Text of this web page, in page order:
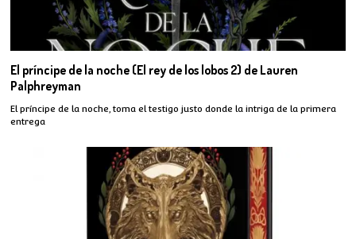
El príncipe de la noche (El rey de los lobos 2) de Lauren
Palphreyman
El príncipe de la noche, toma el testigo justo donde la intriga de la primera
entrega